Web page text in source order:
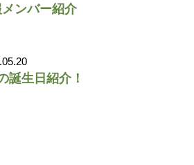
メンバー紹介
誕生日紹介！